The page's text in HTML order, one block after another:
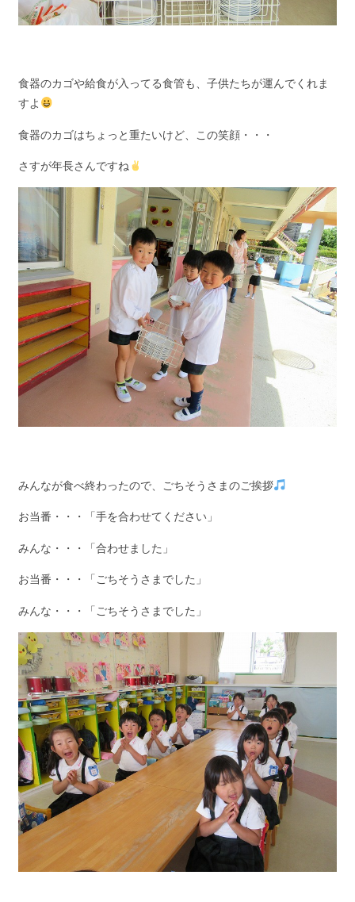
食器のカゴや給食が入ってる食管も、子供たちが運んでくれま
すよ
食器のカゴはちょっと重たいけど、この笑顔・・・
さすが年長さんですね
みんなが食べ終わったので、ごちそうさまのご挨拶
お当番・・・「手を合わせてください」
みんな・・・「合わせました」
お当番・・・「ごちそうさまでした」
みんな・・・「ごちそうさまでした」